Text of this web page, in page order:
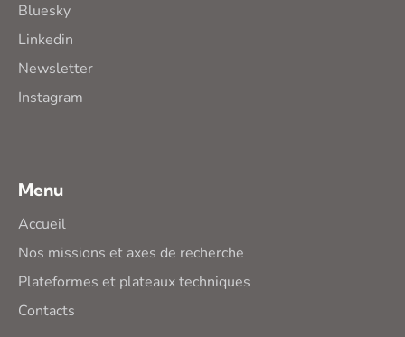
Bluesky
Linkedin
Newsletter
Instagram
Menu
Accueil
Nos missions et axes de recherche
Plateformes et plateaux techniques
Contacts